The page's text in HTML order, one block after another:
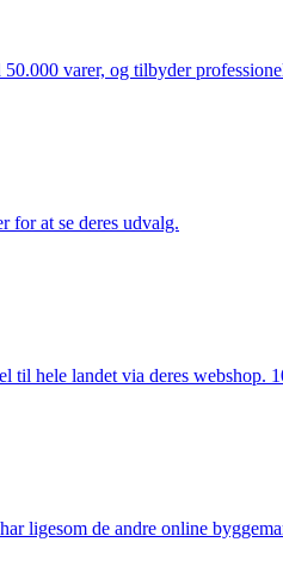
varer, og tilbyder
for at se deres udvalg.
hele landet via deres webshop.
ligesom de andre online